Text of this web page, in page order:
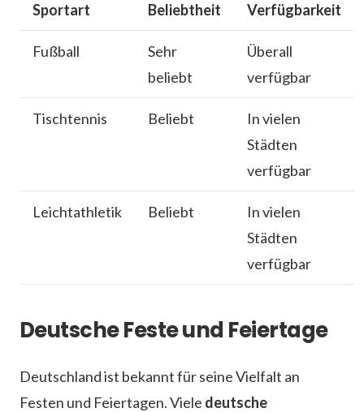
Sportart Beliebtheit Verfügbarkeit
Fußball
Sehr
beliebt
Überall
verfügbar
Tischtennis Beliebt
In vielen
Städten
verfügbar
Leichtathletik Beliebt
In vielen
Städten
verfügbar
Deutsche Feste und Feiertage
Deutschland ist bekannt für seine Vielfalt an
Festen und Feiertagen. Viele deutsche